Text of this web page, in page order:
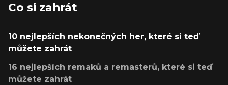
Co si zahrát
10 nejlepších nekonečných her, které si teď
můžete zahrát
16 nejlepších remaků a remasterů, které si teď
můžete zahrát